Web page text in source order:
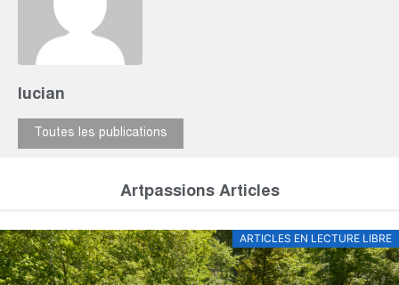
lucian
Toutes les publications
Artpassions Articles
ARTICLES EN LECTURE LIBRE